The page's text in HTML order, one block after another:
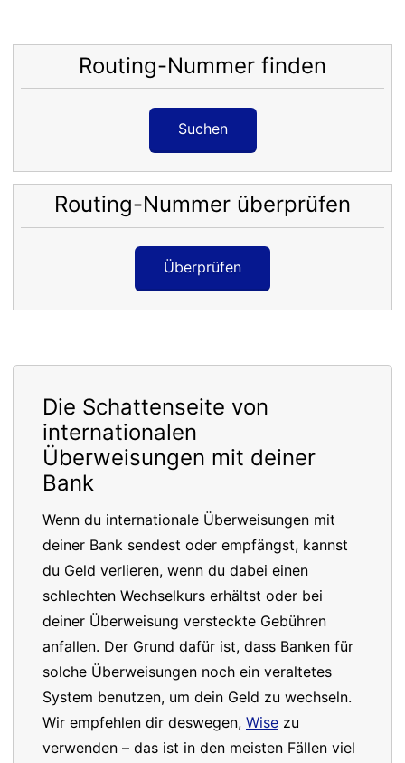
Routing-Nummer finden
Suchen
Routing-Nummer überprüfen
Überprüfen
Die Schattenseite von
internationalen
Überweisungen mit deiner
Bank
Wenn du internationale Überweisungen mit
deiner Bank sendest oder empfängst, kannst
du Geld verlieren, wenn du dabei einen
schlechten Wechselkurs erhältst oder bei
deiner Überweisung versteckte Gebühren
anfallen. Der Grund dafür ist, dass Banken für
solche Überweisungen noch ein veraltetes
System benutzen, um dein Geld zu wechseln.
Wir empfehlen dir deswegen, Wise zu
verwenden – das ist in den meisten Fällen viel